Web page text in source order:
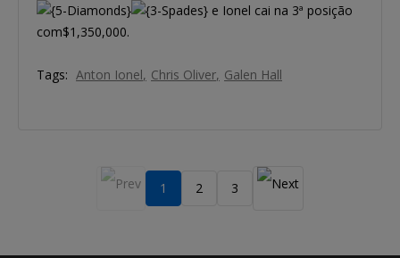
e Ionel cai na 3ª posição
com$1,350,000.
Tags: Anton Ionel Chris Oliver Galen Hall
1 2 3